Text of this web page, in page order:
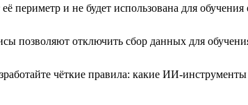
периметр и не будет использована для
позволяют отключить сбор данных для
чёткие правила: какие ИИ-